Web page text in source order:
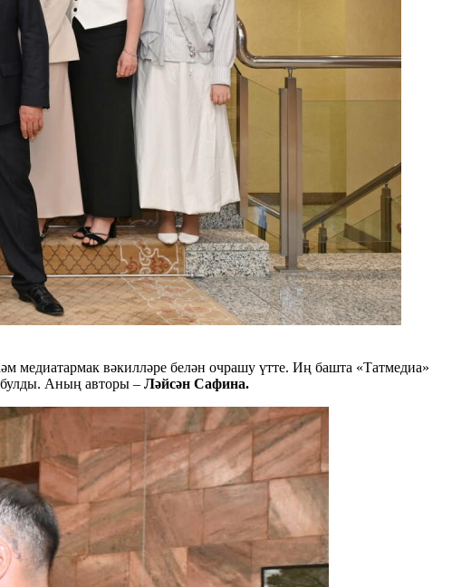
медиатармак вәкилләре белән очрашу үтте. Иң башта «Татмедиа»
Аның авторы – Ләйсән Сафина.